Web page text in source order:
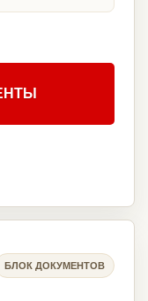
БЛОК ДОКУМЕНТОВ